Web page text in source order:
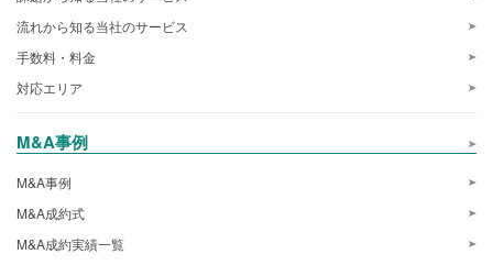
流れから知る当社のサービス
手数料・料金
対応エリア
M&A事例
M&A事例
M&A成約式
M&A成約実績一覧